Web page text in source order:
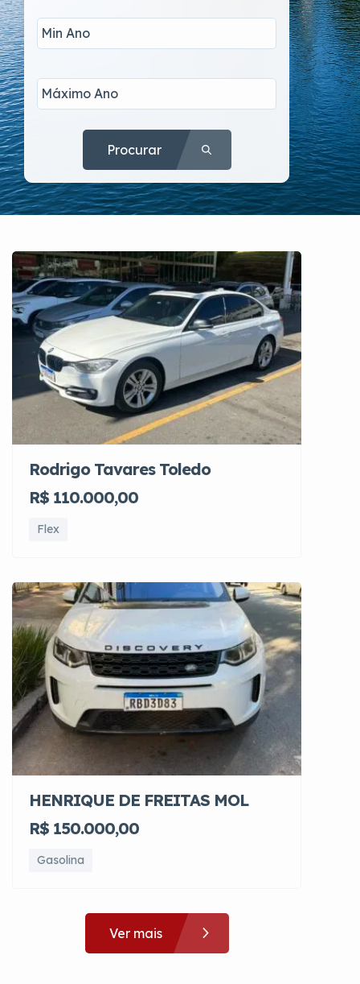
Procurar
Rodrigo Tavares Toledo
R$ 110.000,00
Flex
HENRIQUE DE FREITAS MOL
R$ 150.000,00
Gasolina
Ver mais